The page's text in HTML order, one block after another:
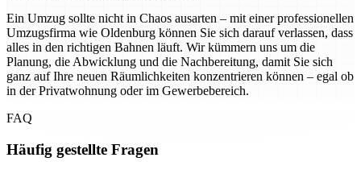
Ein Umzug sollte nicht in Chaos ausarten – mit einer professionellen
Umzugsfirma wie Oldenburg können Sie sich darauf verlassen, dass
alles in den richtigen Bahnen läuft. Wir kümmern uns um die
Planung, die Abwicklung und die Nachbereitung, damit Sie sich
ganz auf Ihre neuen Räumlichkeiten konzentrieren können – egal ob
in der Privatwohnung oder im Gewerbebereich.
FAQ
Häufig gestellte Fragen